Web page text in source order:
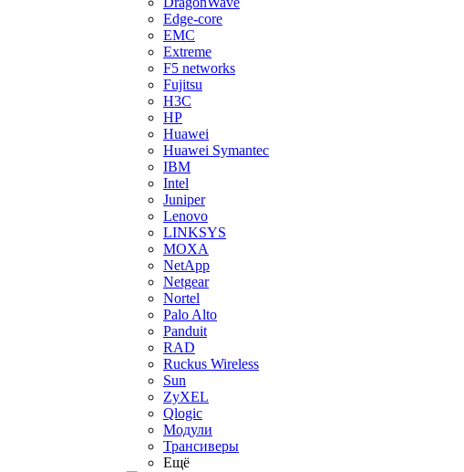
Edge-core
EMC
Extreme
F5 networks
Fujitsu
H3С
HP
Huawei
Huawei Symantec
IBM
Intel
Juniper
Lenovo
LINKSYS
MOXA
NetApp
Netgear
Nortel
Palo Alto
Panduit
RAD
Ruckus Wireless
Sun
ZyXEL
Qlogic
Модули
Трансиверы
Ещё